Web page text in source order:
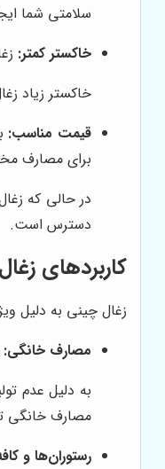
سلامتی شما
خاکستر کمتر:
خاکستر زیاد
قیمت مناسب:
برای مصارف
در حالی که
دسترس است.
کاربردهای
زغال چینی به دلیل
مصارف خانگی:
به دلیل عدم
مصارف خانگی
رستوران‌ها و